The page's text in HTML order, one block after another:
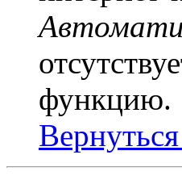
функцию.